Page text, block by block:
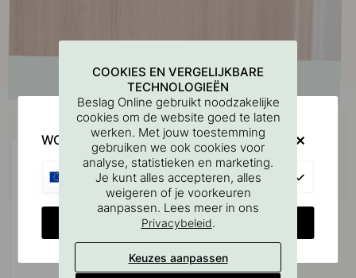
Koop samen met
COOKIES EN VERGELIJKBARE
TECHNOLOGIEËN
Beslag Online gebruikt noodzakelijke
cookies om de website goed te laten
werken. Met jouw toestemming
gebruiken we ook cookies voor
analyse, statistieken en marketing.
Je kunt alles accepteren, alles
weigeren of je voorkeuren
aanpassen. Lees meer in ons
Privacybeleid.
Keuzes aanpassen
WOULD YOU RATHER VISIT?
CHANGE COUNTRY